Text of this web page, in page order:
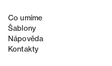
Co umíme
Šablony
Nápověda
Kontakty